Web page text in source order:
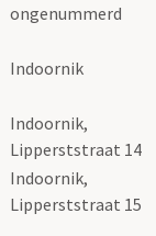
ongenummerd
Indoornik
Indoornik,
Lipperststraat 14
Indoornik,
Lipperststraat 15